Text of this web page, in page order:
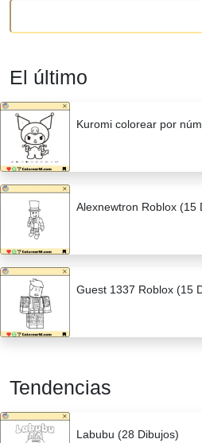
El último
Kuromi colorear por
Alexnewtron Roblox (15
Guest 1337 Roblox (15
Tendencias
Labubu (28 Dibujos)